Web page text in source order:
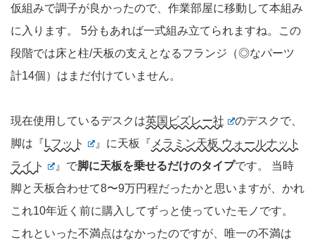
仮組みで調子が良かったので、作業部屋に移動して本組み
に入ります。 5分もあれば一式組み立てられますね。この
段階では床と柱/天板の支えとなるフランジ（◎なパーツ
計14個）はまだ付けていません。
現在使用しているデスクは英国ビズレー社
のデスクで、
脚は『 Lフット 』に天板『 メラミン天板 ウォールナット
ライト
』で脚に天板を乗せるだけのタイプです。 当時
脚と天板合わせて8〜9万円程だったかと思いますが、かれ
これ10年近く前に購入してずっと使っていたモノです。
これといった不満点はなかったのですが、唯一の不満は